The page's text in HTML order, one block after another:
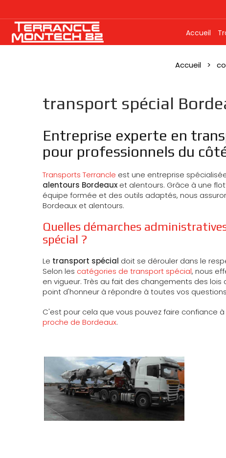
Accueil
Accueil
transport spécial
Entreprise experte en
pour professionnels du
Transports Terrancle est une entreprise
alentours Bordeaux et alentours. Grâce à une
équipe formée et des outils adaptés, nous
Bordeaux et alentours.
Quelles démarches
spécial ?
Le transport spécial doit se dérouler dans le
Selon les catégories de transport spécial, nous
en vigueur. Très au fait des changements des
point d'honneur à répondre à toutes vos
C'est pour cela que vous pouvez faire confiance
proche de Bordeaux.